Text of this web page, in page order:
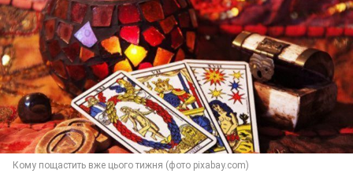
Кому пощастить вже цього тижня (фото pixabay.com)